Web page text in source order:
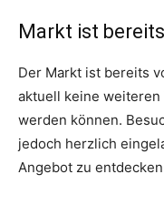
Markt ist
Der Markt ist bereits
aktuell keine weiteren
werden können.
jedoch herzlich
Angebot zu